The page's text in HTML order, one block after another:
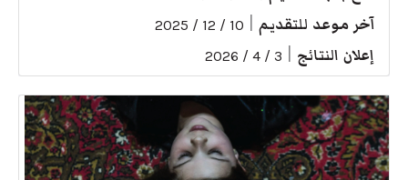
آخر موعد للتقديم 10 / 12 / 2025
إعلان النتائج 3 / 4 / 2026